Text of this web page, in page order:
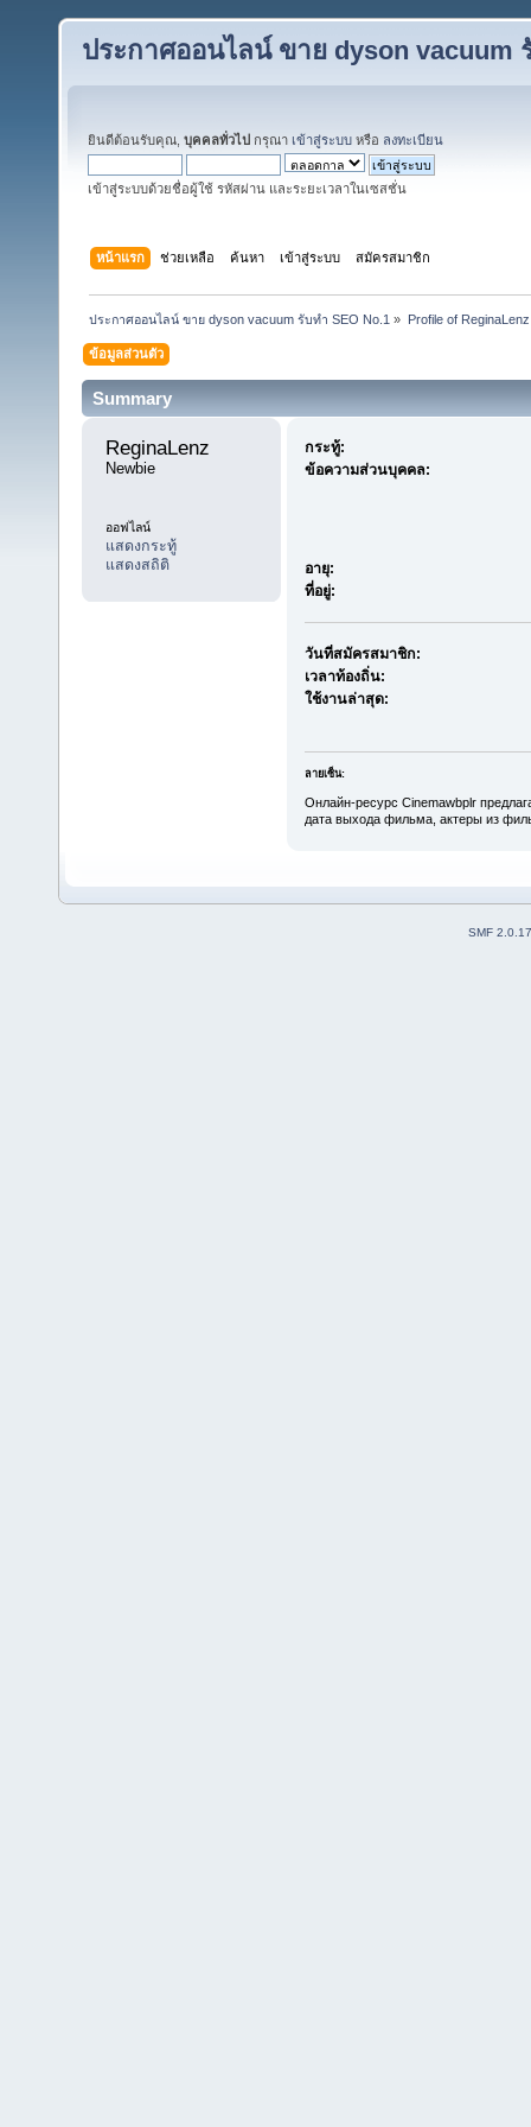
ประกาศออนไลน์ ขาย dyson vacuum
ยินดีต้อนรับคุณ, บุคคลทั่วไป กรุณา เข้าสู่ระบบ หรือ ลงทะเบียน
เข้าสู่ระบบด้วยชื่อผู้ใช้ รหัสผ่าน และระยะเวลาในเซสชั่น
หน้าแรก ช่วยเหลือ ค้นหา เข้าสู่ระบบ สมัครสมาชิก
ประกาศออนไลน์ ขาย dyson vacuum รับทำ SEO No.1 » Profile of ReginaLenz
ข้อมูลส่วนตัว
Summary
ReginaLenz
Newbie
ออฟไลน์
แสดงกระทู้
แสดงสถิติ
กระทู้:
ข้อความส่วนบุคคล:
อายุ:
ที่อยู่:
วันที่สมัครสมาชิก:
เวลาท้องถิ่น:
ใช้งานล่าสุด:
ลายเซ็น:
Онлайн-ресурс Cinemawbplr
дата выхода фильма, актеры из
SMF 2.0.17